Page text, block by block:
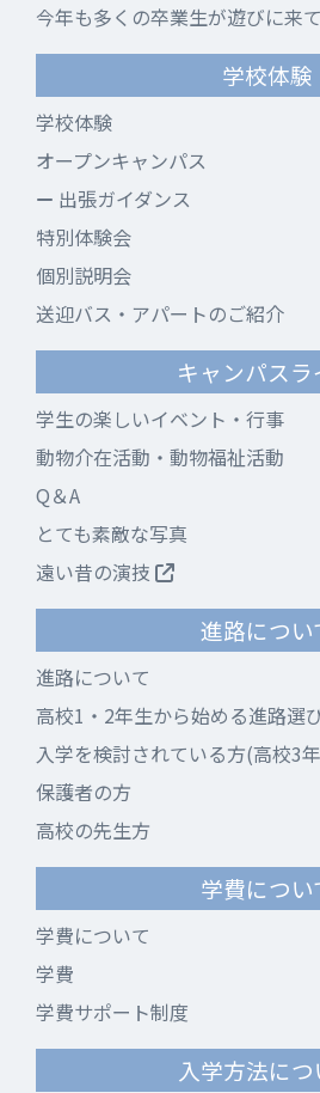
今年も多くの卒業生が遊びに来
学校体験
学校体験
オープンキャンパス
出張ガイダンス
特別体験会
個別説明会
送迎バス・アパートのご紹介
キャンパスラ
学生の楽しいイベント・行事
動物介在活動・動物福祉活動
Q＆A
とても素敵な写真
遠い昔の演技
進路につい
進路について
高校1・2年生から始める進路選
入学を検討されている方(高校3
保護者の方
高校の先生方
学費につい
学費について
学費
学費サポート制度
入学方法につ